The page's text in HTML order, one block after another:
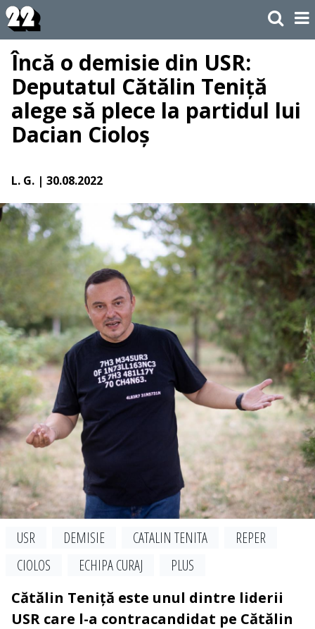
Încă o demisie din USR:
Deputatul Cătălin Teniță
alege să plece la partidul lui
Dacian Cioloș
L. G. | 30.08.2022
USR DEMISIE CATALIN TENITA
REPER
CIOLOS
ECHIPA CURAJ
PLUS
Cătălin Teniță este unul dintre liderii
USR care l-a contracandidat pe Cătălin